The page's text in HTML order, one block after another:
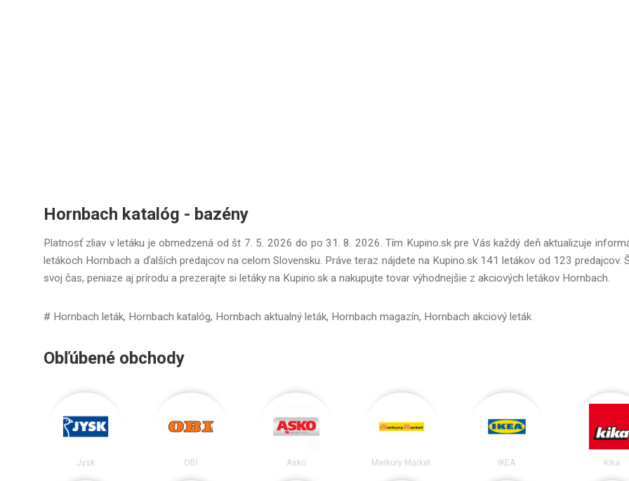
Hornbach katalóg - bazény
Platnosť zliav v letáku je obmedzená od št 7. 5. 2026 do po 31. 8. 2026. Tím Kupino.sk pre Vás každý deň aktualizuje
letákoch Hornbach a ďalších predajcov na celom Slovensku. Práve teraz nájdete na Kupino.sk 141 letákov od 123 predajcov.
svoj čas, peniaze aj prírodu a prezerajte si letáky na Kupino.sk a nakupujte tovar výhodnejšie z akciových letákov Hornbach.
# Hornbach leták, Hornbach katalóg, Hornbach aktualný leták, Hornbach magazín, Hornbach akciový leták
Obľúbené obchody
Jysk OBI Asko Merkury Market IKEA Kika